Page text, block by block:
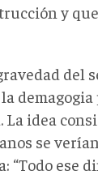
y
del
idea
se
“Todo ese